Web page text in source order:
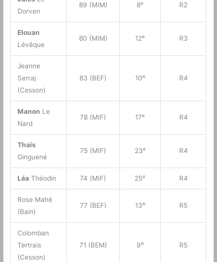
Dorven
89 (MIM) 8e R2
Elouan
Lévêque
80 (MIM) 12e R3
Jeanne
Serraj
(Cesson)
83 (BEF) 10e R4
Manon Le
Nard
78 (MIF) 17e R4
Thaïs
Ginguené
75 (MIF) 23e R4
Léa Théodin 74 (MIF) 25e R4
Rose Mahé
(Bain)
77 (BEF) 13e R5
Colomban
Tertrais
(Cesson)
71 (BEM) 9e R5